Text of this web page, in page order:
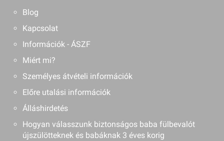
Blog
Kapcsolat
Információk - ÁSZF
Miért mi?
Személyes átvételi információk
Előre utalási információk
Álláshirdetés
Hogyan válasszunk biztonságos baba fülbevalót
újszülötteknek és babáknak 3 éves korig